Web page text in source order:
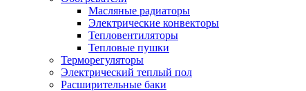
Масляные радиаторы
Электрические конвекторы
Тепловентиляторы
Тепловые пушки
Терморегуляторы
Электрический теплый пол
Расширительные баки